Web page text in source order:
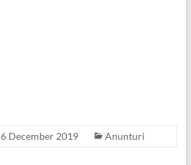
6 December 2019 Anunturi